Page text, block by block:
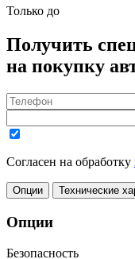
Только до
Получить
на покупку
Согласен на обработку
Опции Технические
Опции
Безопасность